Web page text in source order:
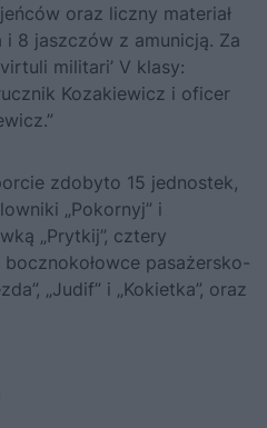
oraz liczny materiał
i 8 jaszczów z amunicją. Za
militari’ V klasy:
Kozakiewicz i oficer
zdobyto 15 jednostek,
„Pokornyj” i
„Prytkij”, cztery
pasażersko-
„Judif” i „Kokietka”, oraz